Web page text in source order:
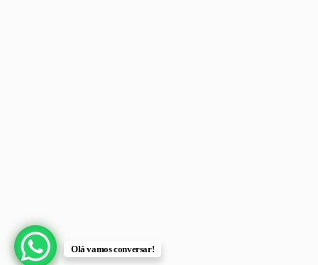
Olá vamos conversar!